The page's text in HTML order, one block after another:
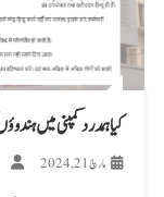
کیا ہمدرد کمپنی میں
مارچ 21, 2024